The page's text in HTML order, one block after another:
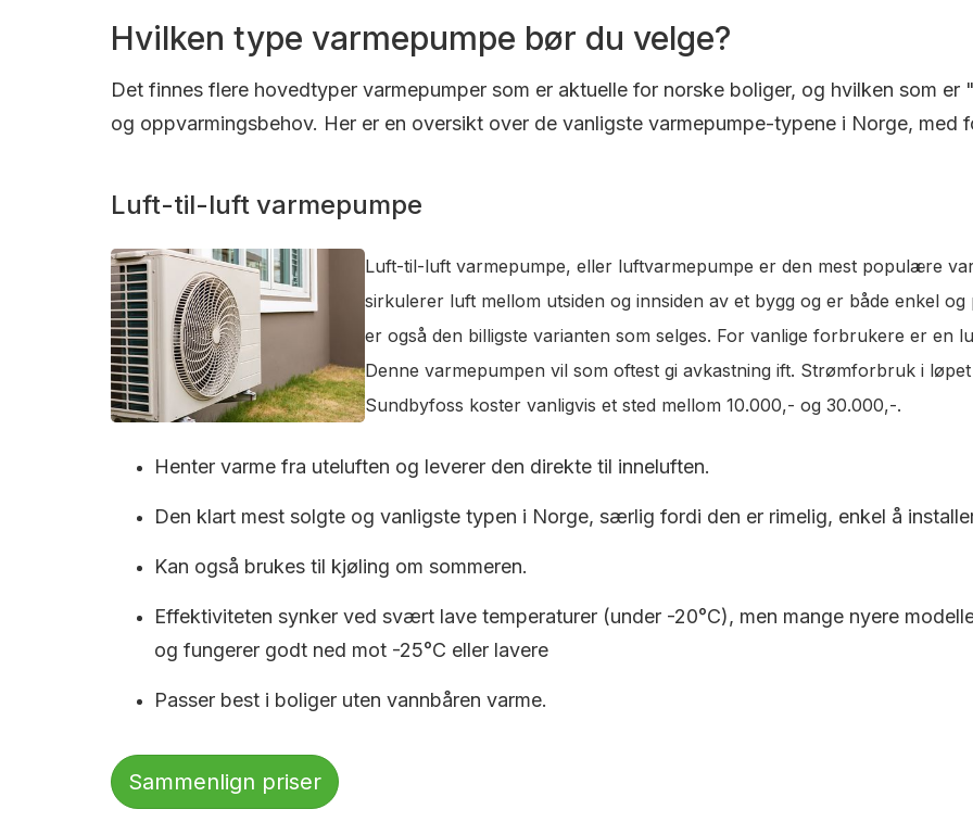
Hvilken type varmepumpe bør du velge?
Det finnes flere hovedtyper varmepumper som er aktuelle for norske boliger, og hvilken som er
og oppvarmingsbehov. Her er en oversikt over de vanligste varmepumpe-typene i Norge, med
Luft-til-luft varmepumpe
Luft-til-luft varmepumpe, eller luftvarmepumpe er den mest populære
sirkulerer luft mellom utsiden og innsiden av et bygg og er både enkel
er også den billigste varianten som selges. For vanlige forbrukere er en
Denne varmepumpen vil som oftest gi avkastning ift. Strømforbruk i
Sundbyfoss koster vanligvis et sted mellom 10.000,- og 30.000,-.
Henter varme fra uteluften og leverer den direkte til inneluften.
Den klart mest solgte og vanligste typen i Norge, særlig fordi den er rimelig, enkel å
Kan også brukes til kjøling om sommeren.
Effektiviteten synker ved svært lave temperaturer (under -20°C), men mange nyere
og fungerer godt ned mot -25°C eller lavere
Passer best i boliger uten vannbåren varme.
Sammenlign priser